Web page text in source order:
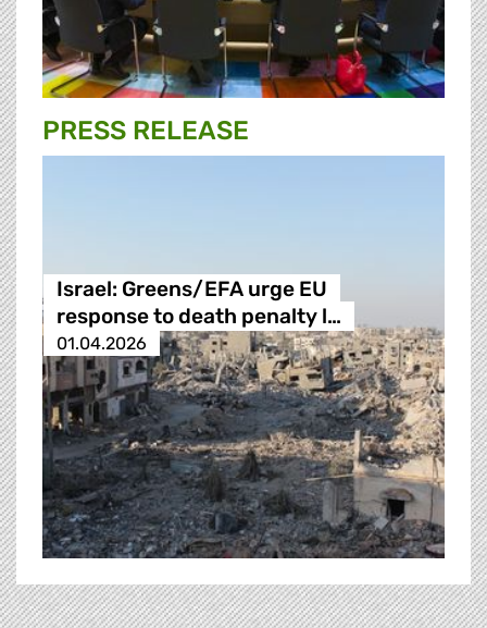
PRESS RELEASE
Israel: Greens/EFA urge EU
response to death penalty l…
01.04.2026